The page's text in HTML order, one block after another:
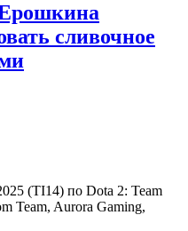
сливочное
(TI14) по Dota 2: Team
Team, Aurora Gaming,